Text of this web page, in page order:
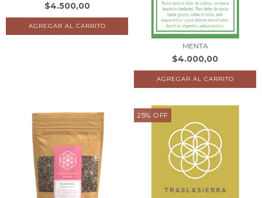
$4.500,00
MENTA
$4.000,00
25% OFF